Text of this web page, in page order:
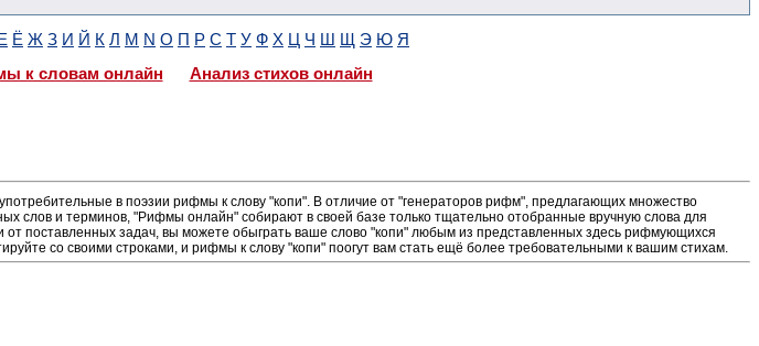
Е Ё Ж З И Й К Л М N О П Р С Т У Ф Х Ц Ч Ш Щ Э Ю Я
к словам онлайн
Анализ стихов онлайн
в поэзии рифмы к слову "копи". В отличие от "генераторов рифм", предлагающих множество
слов и терминов, "Рифмы онлайн" собирают в своей базе только тщательно отобранные вручную слова для
от поставленных задач, вы можете обыграть ваше слово "копи" любым из представленных здесь рифмующихся
со своими строками, и рифмы к слову "копи" поогут вам стать ещё более требовательными к вашим стихам.